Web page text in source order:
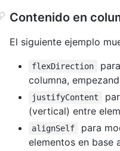
Contenido en
El siguiente ejemplo
flexDirection
columna,
justifyContent
(vertical) entre
alignSelf
para
elementos en base